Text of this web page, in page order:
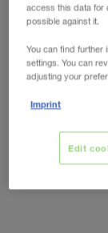
access this data for
possible against it.
You can find further
settings. You can
adjusting your
Imprint
Edit